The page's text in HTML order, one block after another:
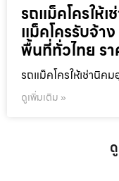
รถแม็คโครให้
แม็คโครรับจ้า
พื้นที่ทั่วไทย ร
รถแม็คโครให้เช่านิค
ดูเพิ่มเติม »